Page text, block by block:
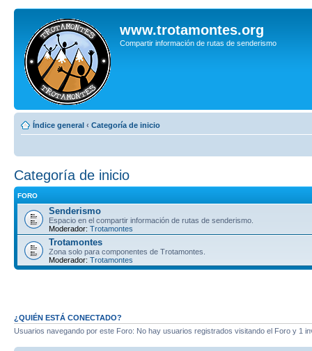
www.trotamontes.org
Compartir información de rutas de senderismo
Índice general ‹ Categoría de inicio
Categoría de inicio
FORO
Senderismo
Espacio en el compartir información de rutas de senderismo.
Moderador: Trotamontes
Trotamontes
Zona solo para componentes de Trotamontes.
Moderador: Trotamontes
¿QUIÉN ESTÁ CONECTADO?
Usuarios navegando por este Foro: No hay usuarios registrados visitando el Foro y 1